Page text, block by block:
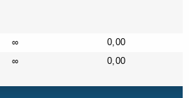
∞
0,00
∞ 0,00